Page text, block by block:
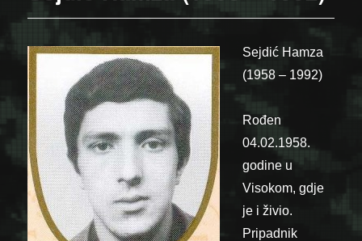
Sejdić Hamza
(1958 – 1992)
Rođen
04.02.1958.
godine u
Visokom, gdje
je i živio.
Pripadnik